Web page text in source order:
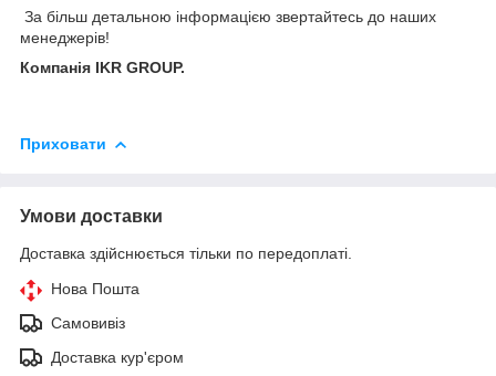
За більш детальною інформацією звертайтесь до наших
менеджерів!
Компанія IKR GROUP.
Приховати
Умови доставки
Доставка здійснюється тільки по передоплаті.
Нова Пошта
Самовивіз
Доставка кур'єром